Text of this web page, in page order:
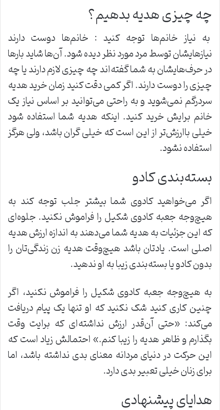
چه چیزی هدیه بدهیم؟
به نیاز خانم‌ها توجه کنید : خانم‌ها دوست دارند
نیازهایشان توسط مرد مورد نظر دیده شود. آن‌ها شاید بار‌ها
در حرف‌هایشان به شما گفته‌اند چه چیزی لازم دارند یا چه
چیزی را دوست دارند. اگر کمی دقت کنید زمان خرید هدیه
سردرگم نمی‌شوید و به راحتی می‌توانید بر اساس نیاز یک
خانم برایش خرید کنید. اینکه هدیه شما استفاده شود
خیلی باارزش‌تر از این است که خیلی گران باشد، ولی هرگز
استفاده نشود.
بسته‌بندی کادو
اگر می‌خواهید کادوی شما بیشتر جلب توجه کند به
هیچ‌وجه جعبه کادوی شکیل را فراموش نکنید. جلوه‌ای
که این جزئیات به هدیه شما می‌دهند به اندازه ارزش هدیه
اصلی است. یادتان باشد هیچ‌وقت هدیه زن زندگی‌تان را
بدون کادو یا بسته‌بندی زیبا به او ندهید.
به هیچ‌وجه جعبه کادوی شکیل را فراموش نکنید، اگر
چنین کاری کنید شک نکنید که او تنها یک پیام دریافت
می‌کند: «حتی آن‌قدر ارزش نداشته‌ای که برایت وقت
بگذارم و ظاهر هدیه را زیبا کنم.» احتمالش زیاد است که
این حرکت در دنیای مردانه معنای بدی نداشته باشد، اما
برای زنان خیلی تعبیر بدی دارد.
هدایای پیشنهادی